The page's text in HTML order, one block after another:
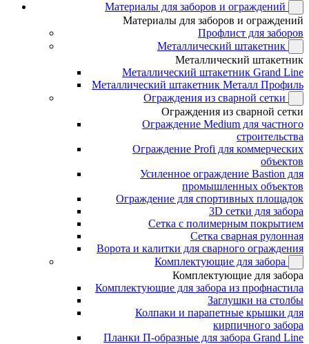
Материалы для заборов и ограждений
Материалы для заборов и ограждений
Профлист для заборов
Металлический штакетник
Металлический штакетник
Металлический штакетник Grand Line
Металлический штакетник Металл Профиль
Ограждения из сварной сетки
Ограждения из сварной сетки
Ограждение Medium для частного
строительства
Ограждение Profi для коммерческих
объектов
Усиленное ограждение Bastion для
промышленных объектов
Ограждение для спортивных площадок
3D сетки для забора
Сетка с полимерным покрытием
Сетка сварная рулонная
Ворота и калитки для сварного ограждения
Комплектующие для забора
Комплектующие для забора
Комплектующие для забора из профнастила
Заглушки на столбы
Колпаки и парапетные крышки для
кирпичного забора
Планки П-образные для забора Grand Line